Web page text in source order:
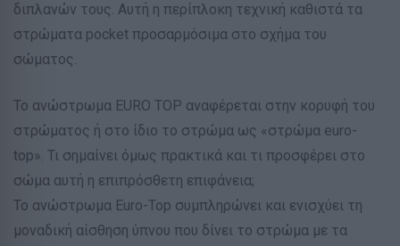
διπλανών τους. Αυτή η περίπλοκη τεχνική καθιστά τα
στρώματα pocket προσαρμόσιμα στο σχήμα του
σώματος.
Το ανώστρωμα EURO TOP αναφέρεται στην κορυφή του
στρώματος ή στο ίδιο το στρώμα ως «στρώμα euro-
top». Τι σημαίνει όμως πρακτικά και τι προσφέρει στο
σώμα αυτή η επιπρόσθετη επιφάνεια;
Το ανώστρωμα Euro-Top συμπληρώνει και ενισχύει τη
μοναδική αίσθηση ύπνου που δίνει το στρώμα με τα